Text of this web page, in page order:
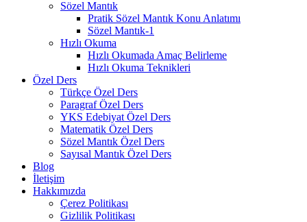
Sözel Mantık
Pratik Sözel Mantık Konu Anlatımı
Sözel Mantık-1
Hızlı Okuma
Hızlı Okumada Amaç Belirleme
Hızlı Okuma Teknikleri
Özel Ders
Türkçe Özel Ders
Paragraf Özel Ders
YKS Edebiyat Özel Ders
Matematik Özel Ders
Sözel Mantık Özel Ders
Sayısal Mantık Özel Ders
Blog
İletişim
Hakkımızda
Çerez Politikası
Gizlilik Politikası